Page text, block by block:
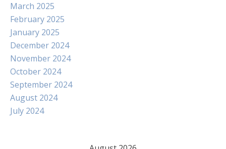
March 2025
February 2025
January 2025
December 2024
November 2024
October 2024
September 2024
August 2024
July 2024